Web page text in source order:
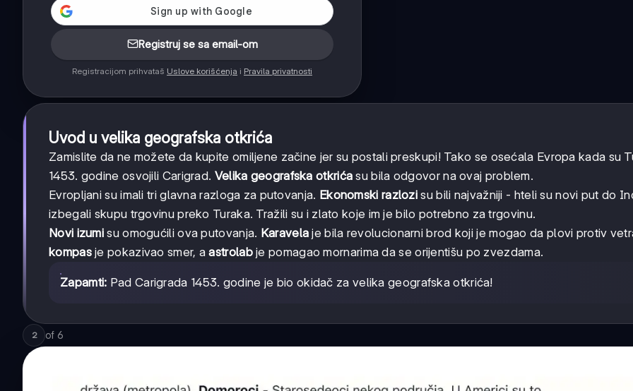
Registruj se sa email-om
Registracijom prihvataš Uslove korišćenja i Pravila privatnosti
Uvod u velika geografska otkrića
Zamislite da ne možete da kupite omiljene začine jer su postali preskupi! Tako se osećala Evropa kada su
1453. godine osvojili Carigrad. Velika geografska otkrića su bila odgovor na ovaj problem.
Evropljani su imali tri glavna razloga za putovanja. Ekonomski razlozi su bili najvažniji - hteli su novi put do
izbegali skupu trgovinu preko Turaka. Tražili su i zlato koje im je bilo potrebno za trgovinu.
Novi izumi su omogućili ova putovanja. Karavela je bila revolucionarni brod koji je mogao da plovi protiv
kompasje pokazivao smer, aastrolabje pomagao mornarima da se orijentišu po zvezdama.
Zapamti: Pad Carigrada 1453. godine je bio okidač za velika geografska otkrića!
2 of 6